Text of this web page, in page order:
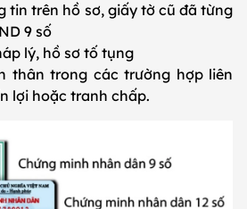
tin trên hồ sơ, giấy tờ cũ đã từng
9 số
lý, hồ sơ tố tụng
thân trong các trường hợp liên
lợi hoặc tranh chấp.